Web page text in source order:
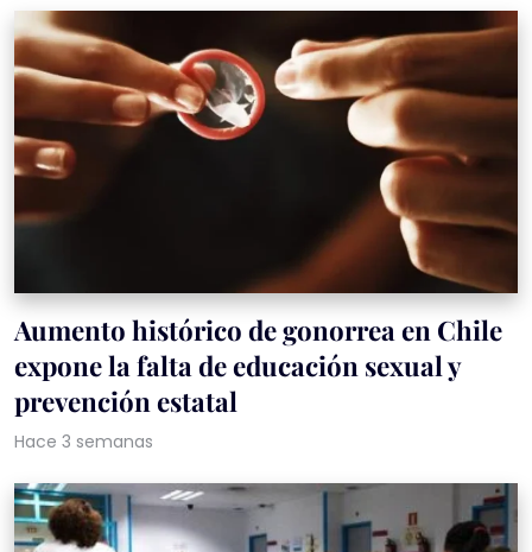
Aumento histórico de gonorrea en Chile
expone la falta de educación sexual y
prevención estatal
Hace 3 semanas